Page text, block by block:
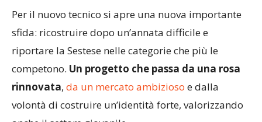
Per il nuovo tecnico si apre una nuova importante
sfida: ricostruire dopo un’annata difficile e
riportare la Sestese nelle categorie che più le
competono.
Un progetto che passa da una rosa